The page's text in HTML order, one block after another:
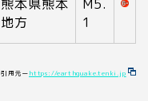
熊本県熊本
地方
M5.
1
引用元ーhttps://earthquake.tenki.jp